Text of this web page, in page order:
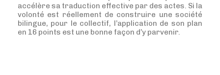
accélère sa traduction effective par des actes. Si la
volonté est réellement de construire une société
bilingue, pour le collectif, l’application de son plan
en 16 points est une bonne façon d’y parvenir.